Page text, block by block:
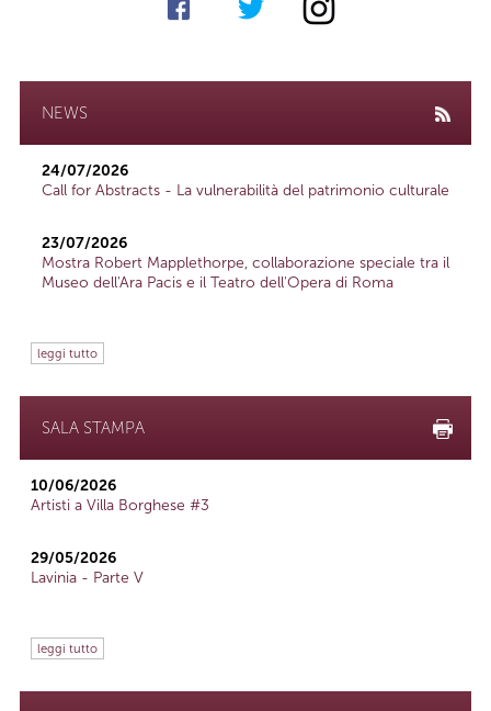
NEWS
24/07/2026
Call for Abstracts - La vulnerabilità del patrimonio culturale
23/07/2026
Mostra Robert Mapplethorpe, collaborazione speciale tra il
Museo dell'Ara Pacis e il Teatro dell'Opera di Roma
leggi tutto
SALA STAMPA
10/06/2026
Artisti a Villa Borghese #3
29/05/2026
Lavinia - Parte V
leggi tutto